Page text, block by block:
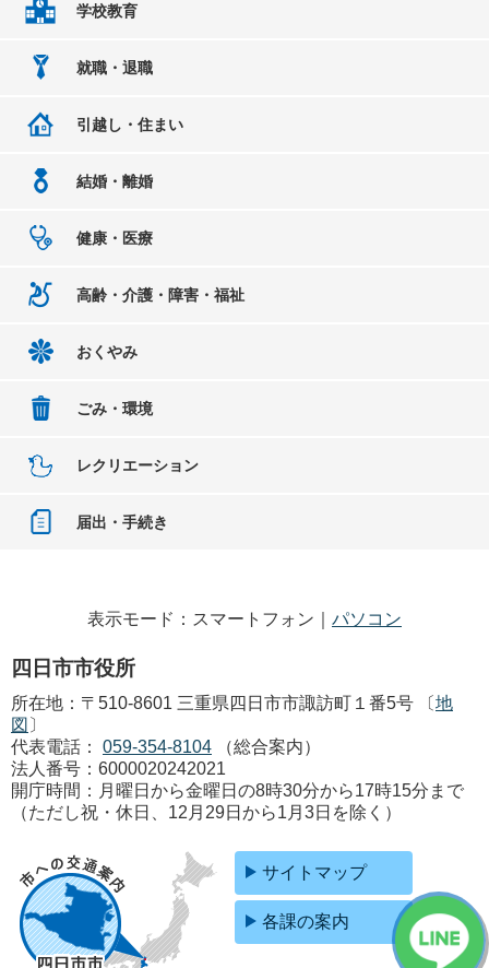
学校教育
就職・退職
引越し・住まい
結婚・離婚
健康・医療
高齢・介護・障害・福祉
おくやみ
ごみ・環境
レクリエーション
届出・手続き
表示モード：スマートフォン｜ パソコン
四日市市役所
所在地：〒510-8601 三重県四日市市諏訪町１番5号 〔地
図 〕
代表電話：
059-354-8104
（総合案内）
法人番号：6000020242021
開庁時間：月曜日から金曜日の8時30分から17時15分まで
（ただし祝・休日、12月29日から1月3日を除く）
サイトマップ
各課の案内